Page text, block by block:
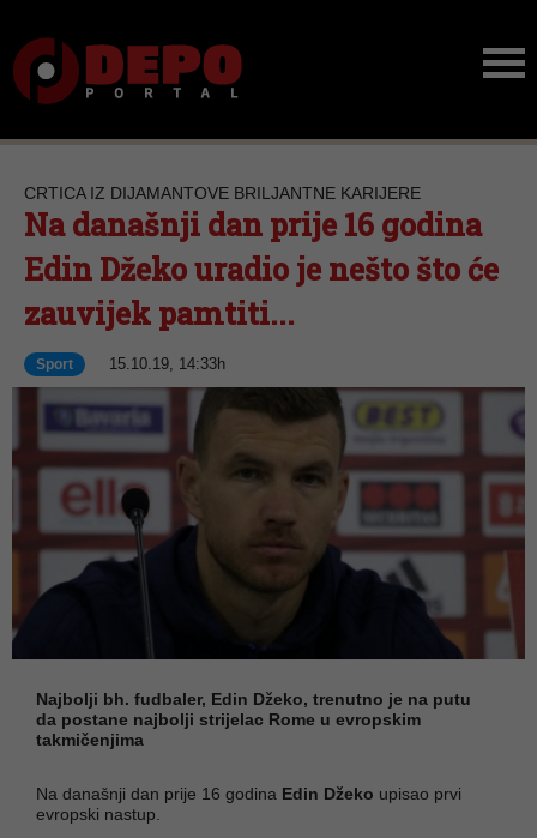
CRTICA IZ DIJAMANTOVE BRILJANTNE KARIJERE
Na današnji dan prije 16 godina
Edin Džeko uradio je nešto što će
zauvijek pamtiti...
Sport 15.10.19, 14:33h
Najbolji bh. fudbaler, Edin Džeko, trenutno je na putu
da postane najbolji strijelac Rome u evropskim
takmičenjima
Na današnji dan prije 16 godina Edin Džeko upisao prvi
evropski nastup.